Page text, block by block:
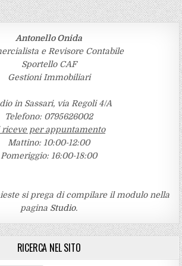
Antonello Onida
e Revisore Contabile
Sportello CAF
Gestioni Immobiliari
in Sassari, via Regoli 4/A
Telefono: 0795626002
riceve per appuntamento
Mattino: 10:00-12:00
Pomeriggio: 16:00-18:00
si prega di compilare il modulo nella
pagina Studio.
RICERCA NEL SITO